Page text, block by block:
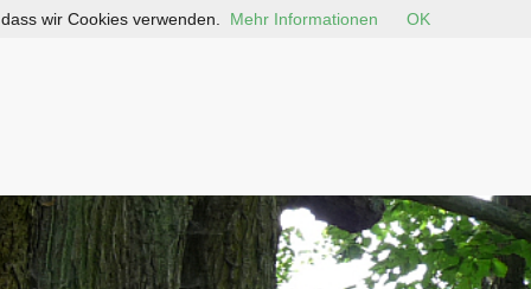
wir Cookies verwenden. Mehr Informationen OK